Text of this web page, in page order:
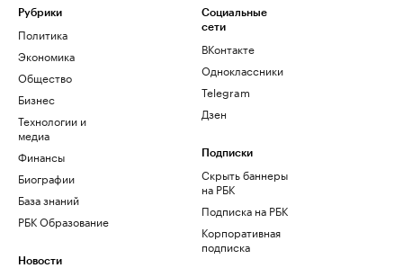
Рубрики
Политика
Экономика
Общество
Бизнес
Технологии и
медиа
Финансы
Биографии
База знаний
РБК Образование
Новости
Социальные
сети
ВКонтакте
Одноклассники
Telegram
Дзен
Подписки
Скрыть баннеры
на РБК
Подписка на РБК
Корпоративная
подписка